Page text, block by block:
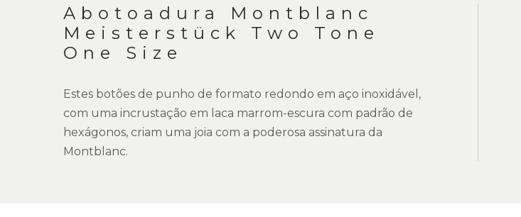
imagens
Abotoadura Montblanc
Meisterstück Two Tone
One Size
Estes botões de punho de formato redondo em aço inoxidável,
com uma incrustação em laca marrom-escura com padrão de
hexágonos, criam uma joia com a poderosa assinatura da
Montblanc.